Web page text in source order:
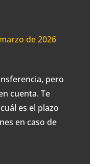
de 2026
pero
cuenta. Te
es el plazo
en caso de